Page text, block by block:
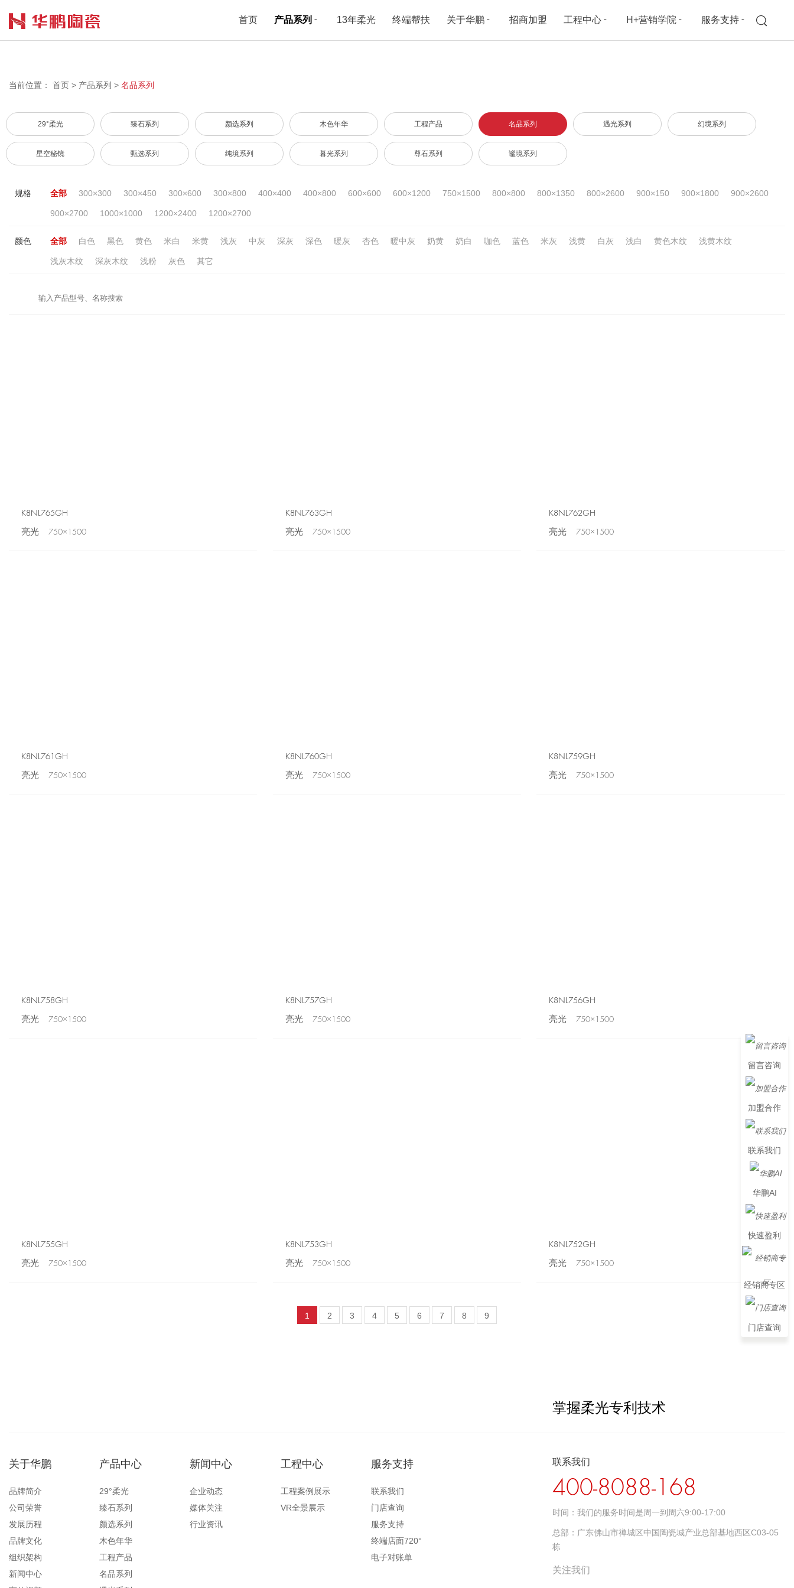
首页 产品系列 ˇ 13年柔光 终端帮扶 关于华鹏 ˇ 招商加盟 工程中心 ˇ H+营销学院 ˇ 服务支持 ˇ
当前位置： 首页 > 产品系列 > 名品系列
29°柔光 臻石系列 颜选系列 木色年华 工程产品 名品系列 遇光系列 幻境系列
星空秘镜 甄选系列 纯境系列 暮光系列 尊石系列 谧境系列
规格 全部 300×300 300×450 300×600 300×800 400×400 400×800 600×600 600×1200 750×1500 800×800 800×1350 800×2600 900×150 900×1800 900×2600
900×2700 1000×1000 1200×2400 1200×2700
颜色 全部 白色 黑色 黄色 米白 米黄 浅灰 中灰 深灰 深色 暖灰 杏色 暖中灰 奶黄 奶白 咖色 蓝色 米灰 浅黄 白灰 浅白 黄色木纹 浅黄木纹
浅灰木纹 深灰木纹 浅粉 灰色 其它
K8NL765GH
亮光 750×1500
K8NL763GH
亮光 750×1500
K8NL762GH
亮光 750×1500
K8NL761GH
亮光 750×1500
K8NL760GH
亮光 750×1500
K8NL759GH
亮光 750×1500
K8NL758GH
亮光 750×1500
K8NL757GH
亮光 750×1500
K8NL756GH
亮光 750×1500
K8NL755GH
亮光 750×1500
K8NL753GH
亮光 750×1500
K8NL752GH
亮光 750×1500
1 2 3 4 5 6 7 8 9
掌握柔光专利技术
关于华鹏
品牌简介
公司荣誉
发展历程
品牌文化
组织架构
新闻中心
产品中心
29°柔光
臻石系列
颜选系列
木色年华
工程产品
名品系列
新闻中心
企业动态
媒体关注
行业资讯
工程中心
工程案例展示
VR全景展示
服务支持
联系我们
门店查询
服务支持
终端店面720°
电子对账单
联系我们
400-8088-168
时间： 我们的服务时间是周一到周六9:00-17:00
总部： 广东佛山市禅城区中国陶瓷城产业总部基地西区C03-05
栋
关注我们
留言咨询
加盟合作
联系我们
华鹏AI
快速盈利
经销商专区
门店查询